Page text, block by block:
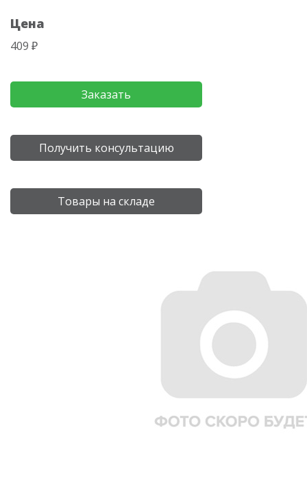
Цена
409 ₽
Заказать
Получить консультацию
Товары на складе